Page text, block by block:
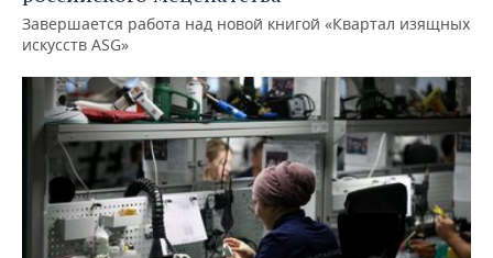
Завершается работа над новой книгой «Квартал изящных
искусств ASG»